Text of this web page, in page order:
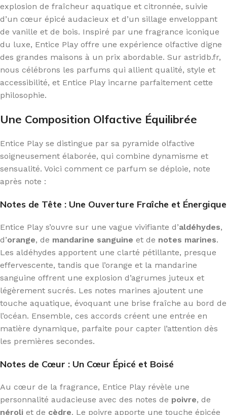
explosion de fraîcheur aquatique et citronnée, suivie
d’un cœur épicé audacieux et d’un sillage enveloppant
de vanille et de bois. Inspiré par une fragrance iconique
du luxe, Entice Play offre une expérience olfactive digne
des grandes maisons à un prix abordable. Sur astridb.fr,
nous célébrons les parfums qui allient qualité, style et
accessibilité, et Entice Play incarne parfaitement cette
philosophie.
Une Composition Olfactive Équilibrée
Entice Play se distingue par sa pyramide olfactive
soigneusement élaborée, qui combine dynamisme et
sensualité. Voici comment ce parfum se déploie, note
après note :
Notes de Tête : Une Ouverture Fraîche et Énergique
Entice Play s’ouvre sur une vague vivifiante d’aldéhydes,
d’orange, de mandarine sanguine et de notes marines.
Les aldéhydes apportent une clarté pétillante, presque
effervescente, tandis que l’orange et la mandarine
sanguine offrent une explosion d’agrumes juteux et
légèrement sucrés. Les notes marines ajoutent une
touche aquatique, évoquant une brise fraîche au bord de
l’océan. Ensemble, ces accords créent une entrée en
matière dynamique, parfaite pour capter l’attention dès
les premières secondes.
Notes de Cœur : Un Cœur Épicé et Boisé
Au cœur de la fragrance, Entice Play révèle une
personnalité audacieuse avec des notes de poivre, de
néroli et de cèdre. Le poivre apporte une touche épicée